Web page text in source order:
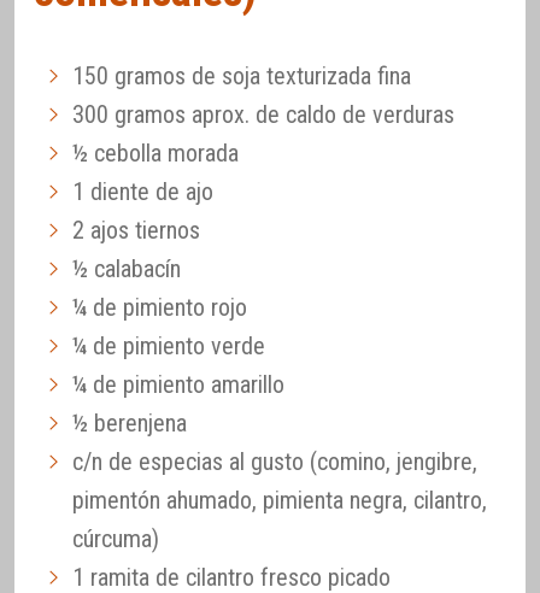
150 gramos de soja texturizada fina
300 gramos aprox. de caldo de verduras
½ cebolla morada
1 diente de ajo
2 ajos tiernos
½ calabacín
¼ de pimiento rojo
¼ de pimiento verde
¼ de pimiento amarillo
½ berenjena
c/n de especias al gusto (comino, jengibre,
pimentón ahumado, pimienta negra, cilantro,
cúrcuma)
1 ramita de cilantro fresco picado